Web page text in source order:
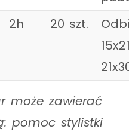
2h 20 szt.
może zawierać
pomoc stylistki